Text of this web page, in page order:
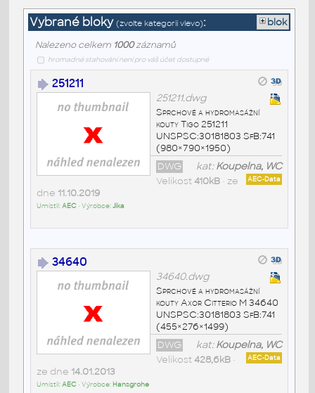
Vybrané bloky (zvolte kategorii vlevo): blok
Nalezeno celkem 1000záznamů
hromadné stahování není pro váš účet dostupné
251211
251211.dwg
Sprchové a hydromasážní
kouty Tigo 251211
UNSPSC:30181803 SfB:741
(980×790×1950)
kat:Koupelna, WC
DWG
AEC-Data
Velikost 410kB• ze
dne 11.10.2019
Umístil:AEC• Výrobce:Jika
34640
34640.dwg
Sprchové a hydromasážní
kouty Axor Citterio M 34640
UNSPSC:30181803 SfB:741
(455×276×1499)
kat:Koupelna, WC
DWG
AEC-Data
Velikost 428,6kB•
ze dne 14.01.2013
Umístil:AEC• Výrobce: Hansgrohe